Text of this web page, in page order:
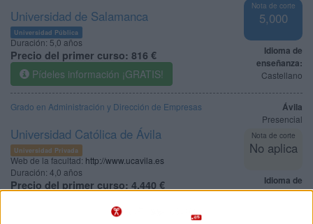
Nota de corte
5,000
Idioma de
enseñanza:
Castellano
Universidad de Salamanca
Universidad Pública
Duración:5,0 años
Precio del primer curso: 816 €
Pídeles información ¡GRATIS!
Ávila
Presencial
Nota de corte
No aplica
Idioma de
enseñanza:
Grado en Administración y Dirección de Empresas
Universidad Católica de Ávila
Universidad Privada
Web de la facultad: http://www.ucavila.es
Duración: 4,0 años
Precio del primer curso: 4.440 €
Pídeles información ¡GRATIS!